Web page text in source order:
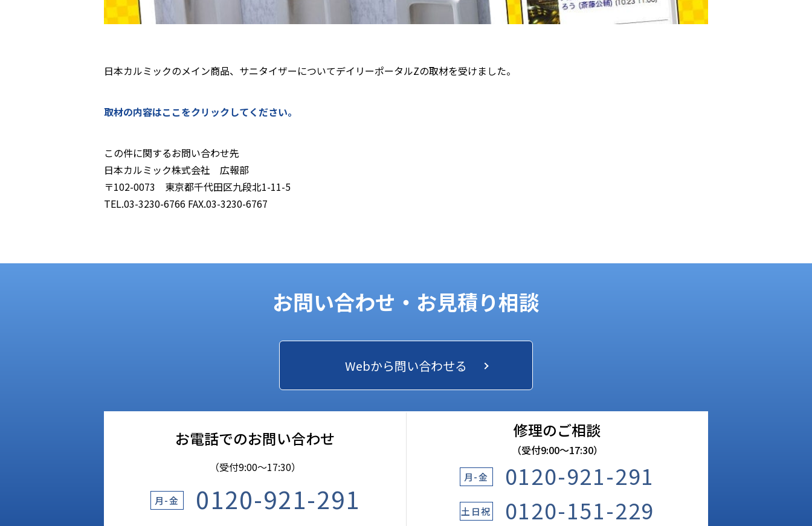
日本カルミックのメイン商品、サニタイザーについてデイリーポータルZの取材を受けました。
取材の内容はここをクリックしてください。
この件に関するお問い合わせ先
日本カルミック株式会社 広報部
〒102-0073 東京都千代田区九段北1-11-5
TEL.03-3230-6766 FAX.03-3230-6767
お問い合わせ・お見積り相談
Webから問い合わせる
お電話でのお問い合わせ
（受付9:00〜17:30）
月-金 0120-921-291
修理のご相談
（受付9:00〜17:30）
月-金 0120-921-291
土日祝 0120-151-229